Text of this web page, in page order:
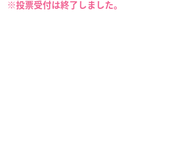
※投票受付は終了しました。